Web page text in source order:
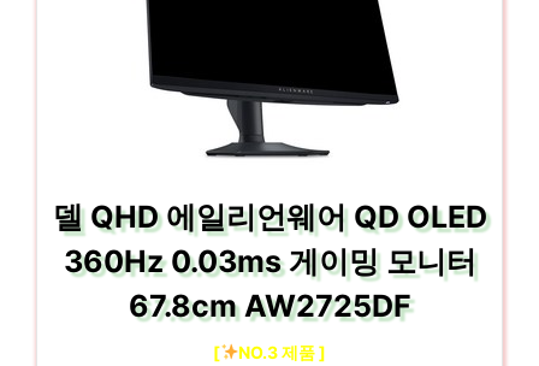
델 QHD 에일리언웨어 QD OLED
360Hz 0.03ms 게이밍 모니터
67.8cm AW2725DF
[ NO.3 제품 ]